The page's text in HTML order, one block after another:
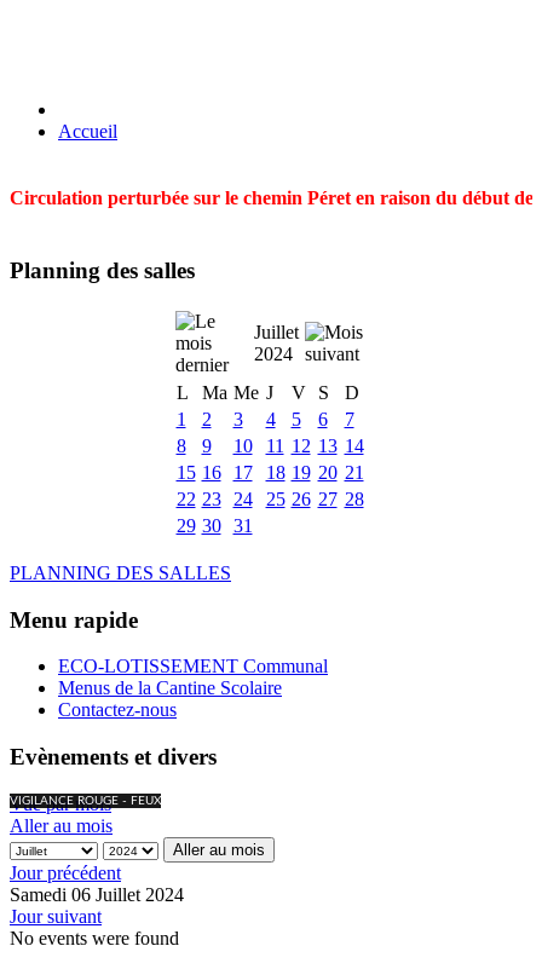
Accueil
Circulation perturbée sur le chemin Péret en raison du début
Planning des salles
Juillet
2024
L
Ma Me J V S
D
1
2 3 4 5 6
7
8
9 10 11 12 13 14
15 16 17 18 19 20 21
22 23 24 25 26 27 28
29 30 31
PLANNING DES SALLES
Menu rapide
ECO-LOTISSEMENT Communal
Menus de la Cantine Scolaire
Contactez-nous
Evènements et divers
VIGILANCE ROUGE - FEUX
Vue par mois
Aller au mois
Aller au mois
Jour précédent
Samedi 06 Juillet 2024
Jour suivant
No events were found